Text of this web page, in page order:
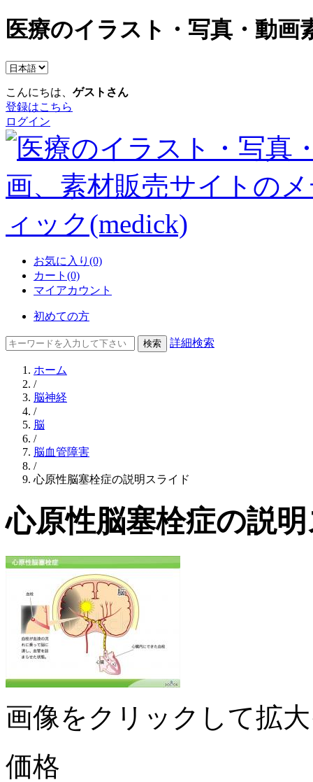
医療のイラスト・写真・動画
こんにちは、 ゲストさん
登録はこちら
ログイン
お気に入り(0)
カート(0)
マイアカウント
初めての方
詳細検索
ホーム
/
脳神経
/
脳
/
脳血管障害
/
心原性脳塞栓症の説明スライド
心原性脳塞栓症の説
画像をクリックして拡
価格